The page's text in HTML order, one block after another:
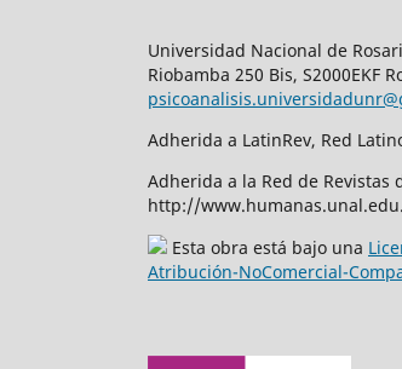
Universidad Nacional de
Riobamba 250 Bis, S2000EKF
Adherida a LatinRev, Red
Adherida a la Red de Revistas
http://
Esta obra está bajo una
Atribución-NoComercial-